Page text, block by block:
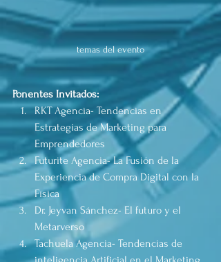
temas del evento
Ponentes Invitados:
RKT Agencia- Tendencias en
Estrategias de Marketing para
Emprendedores
Futurite Agencia- La Fusión de la
Experiencia de Compra Digital con la
Física
Dr. Jeyvan Sánchez- El futuro y el
Metarverso
Tachuela Agencia- Tendencias de